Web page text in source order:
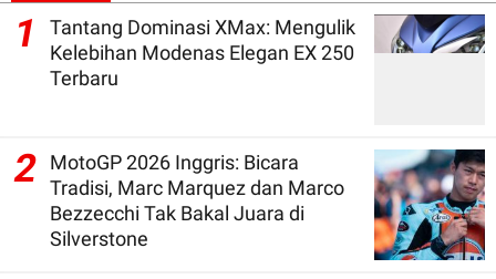
1
Tantang Dominasi XMax: Mengulik
Kelebihan Modenas Elegan EX 250
Terbaru
2
MotoGP 2026 Inggris: Bicara
Tradisi, Marc Marquez dan Marco
Bezzecchi Tak Bakal Juara di
Silverstone